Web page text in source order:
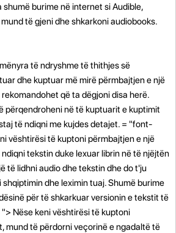
shumë burime në internet si Audible,
të gjeni dhe shkarkoni audiobooks.
të ndryshme të thithjes së
dhe kuptuar më mirë përmbajtjen e një
që ta dëgjoni disa herë.
përqendroheni në të kuptuarit e kuptimit
të ndiqni me kujdes detajet. = "font-
vështirësi të kuptoni përmbajtjen e një
tekstin duke lexuar librin në të njëjtën
të lidhni audio dhe tekstin dhe do t'ju
dhe leximin tuaj. Shumë burime
për të shkarkuar versionin e tekstit të
Nëse keni vështirësi të kuptoni
mund të përdorni veçorinë e ngadaltë të